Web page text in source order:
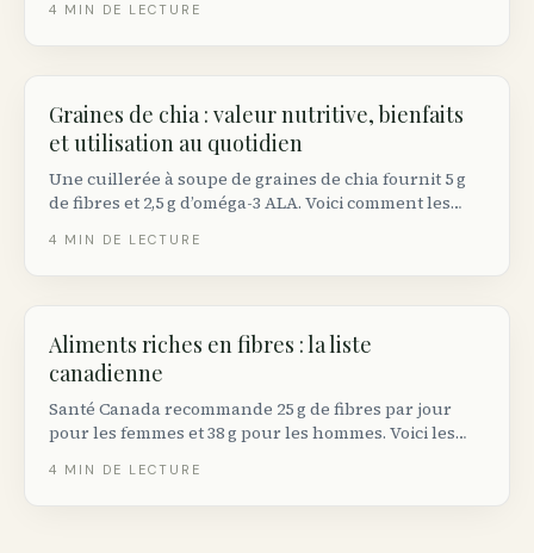
correctement et pourquoi le rincer change tout.
4 MIN DE LECTURE
Graines de chia : valeur nutritive, bienfaits
et utilisation au quotidien
Une cuillerée à soupe de graines de chia fournit 5 g
de fibres et 2,5 g d’oméga-3 ALA. Voici comment les
cliniques démontrent réellement.
4 MIN DE LECTURE
Aliments riches en fibres : la liste
canadienne
Santé Canada recommande 25 g de fibres par jour
pour les femmes et 38 g pour les hommes. Voici les
épiceries canadiennes, avec les quantités par portion.
4 MIN DE LECTURE